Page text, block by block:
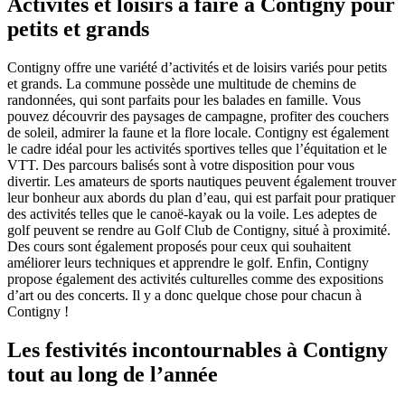
petits et grands
Contigny offre une variété d’activités et de loisirs variés pour petits
et grands. La commune possède une multitude de chemins de
randonnées, qui sont parfaits pour les balades en famille. Vous
pouvez découvrir des paysages de campagne, profiter des couchers
de soleil, admirer la faune et la flore locale. Contigny est également
le cadre idéal pour les activités sportives telles que l’équitation et le
VTT. Des parcours balisés sont à votre disposition pour vous
divertir. Les amateurs de sports nautiques peuvent également trouver
leur bonheur aux abords du plan d’eau, qui est parfait pour pratiquer
des activités telles que le canoë-kayak ou la voile. Les adeptes de
golf peuvent se rendre au Golf Club de Contigny, situé à proximité.
Des cours sont également proposés pour ceux qui souhaitent
améliorer leurs techniques et apprendre le golf. Enfin, Contigny
propose également des activités culturelles comme des expositions
d’art ou des concerts. Il y a donc quelque chose pour chacun à
Contigny !
Les festivités incontournables à Contigny
tout au long de l’année